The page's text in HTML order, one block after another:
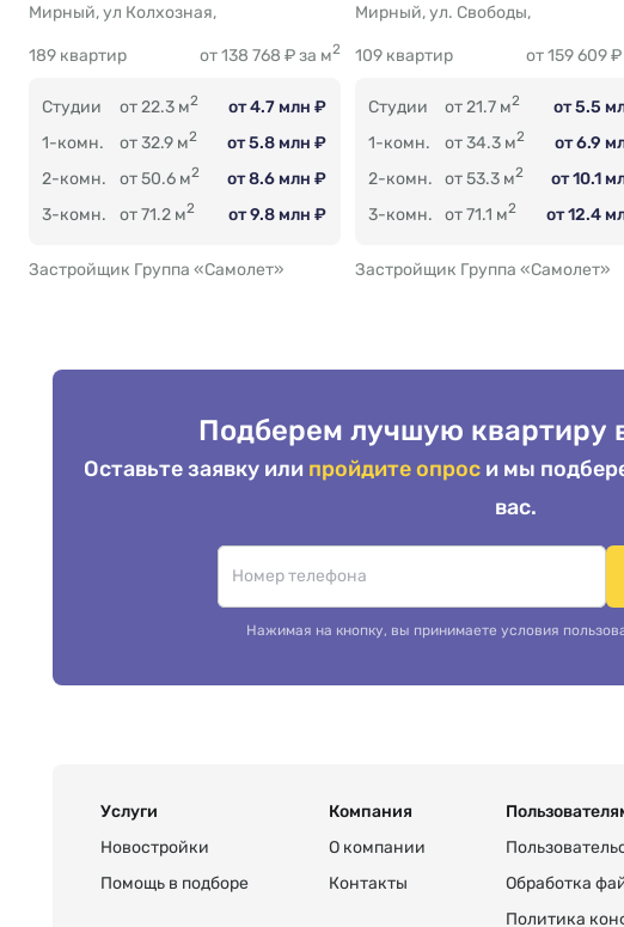
Мирный,ул Колхозная,
189 квартир
Есть
от 138 768 ₽ за м2
Студии от 22.3 м2
от 4.7 млн ₽
1-комн.
от 32.9 м2
от 5.8 млн ₽
2-комн.
от 50.6 м2
от 8.6 млн ₽
3-комн.
от 71.2 м2 от 9.8 млн ₽
Застройщик Группа «Самолет»
Мирный,ул. Свободы,
109 квартир
Есть
от 159 609
Студии от 21.7 м2
от 5.5
1-комн.
от 34.3 м2
от 6.9
2-комн.
от 53.3 м2
от 10.1
3-комн.
от 71.1 м2 от 12.4
Застройщик Группа «Самолет»
Подберем лучшую квартиру
Оставьте заявку или пройдите опрос и мы
вас.
Нажимая на кнопку, вы принимаете условия
Услуги
Новостройки
Помощь в подборе
Компания
О компании
Контакты
Обработка
Политика